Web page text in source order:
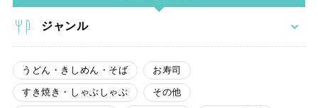
ジャンル
うどん・きしめん・そば お寿司
すき焼き・しゃぶしゃぶ その他